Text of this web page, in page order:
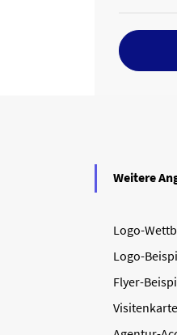
Weitere
Logo-
Logo-
Flyer-